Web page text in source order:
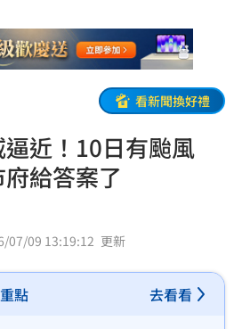
看新聞換好禮
近！10日有颱風
給答案了
07/09 13:19:12 更新
點 去看看